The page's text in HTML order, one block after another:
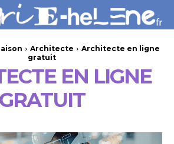
Architecte
Architecte en ligne
gratuit
EN LIGNE
GRATUIT